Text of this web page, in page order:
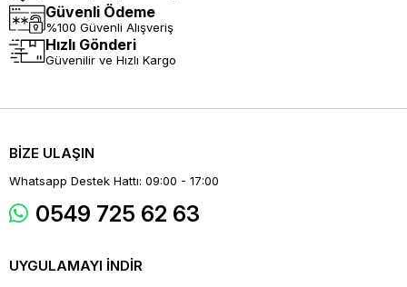
Güvenli Ödeme
%100 Güvenli Alışveriş
Hızlı Gönderi
Güvenilir ve Hızlı Kargo
BİZE ULAŞIN
Whatsapp Destek Hattı: 09:00 - 17:00
0549 725 62 63
UYGULAMAYI İNDİR